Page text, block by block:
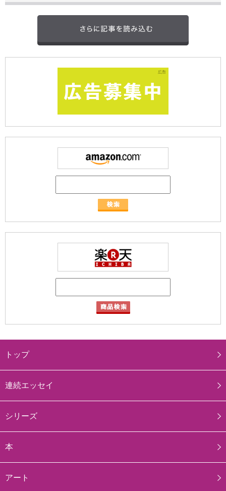
トップ
連続エッセイ
シリーズ
本
アート